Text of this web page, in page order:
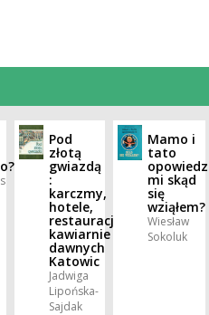
Pod
złotą
gwiazdą
:
karczmy,
hotele,
restauracje,
kawiarnie
dawnych
Katowic
Jadwiga
Lipońska-
Sajdak
Mamo i
tato
mi skąd
się
wziąłem?
Wiesław
Sokoluk